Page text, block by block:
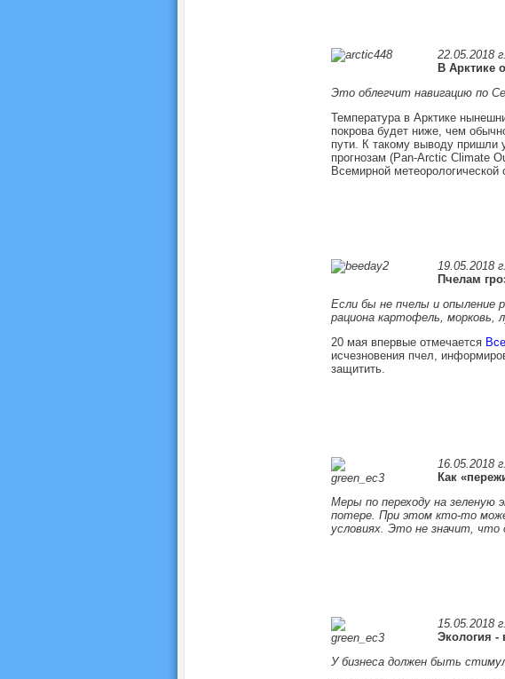
22.05.2018 г.
В Арктике
Это облегчит навигацию по
Температура в Арктике
покрова будет ниже, чем
пути. К такому выводу пришли
прогнозам (Pan-Arctic Climate
Всемирной
19.05.2018 г.
Пчелам
Если бы не пчелы и опыление
рациона картофель, морковь,
20 мая впервые отмечается
исчезновения пчел,
защитить.
16.05.2018 г.
Как
Меры по переходу на зеленую
потере. При этом кто-то
условиях. Это не значит, что
15.05.2018 г.
Экология -
У бизнеса должен быть